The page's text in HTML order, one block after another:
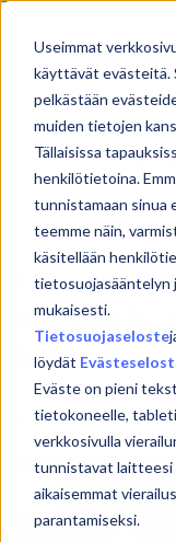
Useimmat
käyttävät evästeitä.
pelkästään
muiden tietojen
Tällaisissa
henkilötietoina.
tunnistamaan sinua
teemme näin,
käsitellään
tietosuojasääntelyn
mukaisesti.
Tietosuojaseloste
löydät
Eväste on pieni
tietokoneelle,
verkkosivulla
tunnistavat laitteesi
aikaisemmat
parantamiseksi.
Skip
content
UUTISET
opiskelu
POSTED ON26.1.2021BY
26
tammi